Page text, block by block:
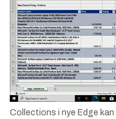
Collections i nye Edge